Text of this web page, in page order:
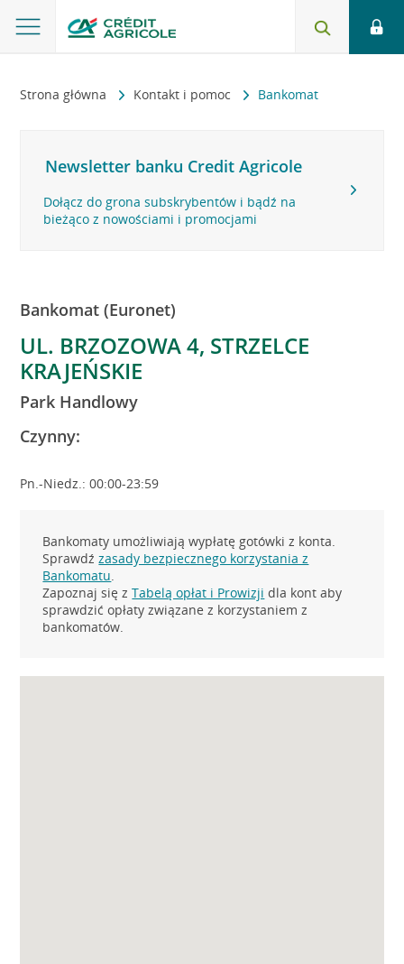
Strona główna Kontakt i pomoc Bankomat
Newsletter banku Credit Agricole
Dołącz do grona subskrybentów i bądź na
bieżąco z nowościami i promocjami
Bankomat (Euronet)
UL. BRZOZOWA 4, STRZELCE
KRAJEŃSKIE
Park Handlowy
Czynny:
Pn.-Niedz.: 00:00-23:59
Bankomaty umożliwiają wypłatę gotówki z konta.
Sprawdźzasady bezpiecznego korzystania z
Bankomatu.
Zapoznaj się zTabelą opłat i Prowizji dla kont aby
sprawdzić opłaty związane z korzystaniem z
bankomatów.